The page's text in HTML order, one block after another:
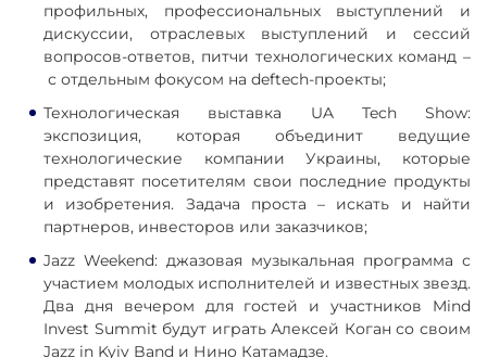
профильных, профессиональных выступлений и
дискуссии, отраслевых выступлений и сессий
вопросов-ответов, питчи технологических команд –
с отдельным фокусом на deftech-проекты;
Технологическая выставка UA Tech Show:
экспозиция, которая объединит ведущие
технологические компании Украины, которые
представят посетителям свои последние продукты
и изобретения. Задача проста – искать и найти
партнеров, инвесторов или заказчиков;
Jazz Weekend: джазовая музыкальная программа с
участием молодых исполнителей и известных звезд.
Два дня вечером для гостей и участников Mind
Invest Summit будут играть Алексей Коган со своим
Jazz in Kyiv Band и Нино Катамадзе.